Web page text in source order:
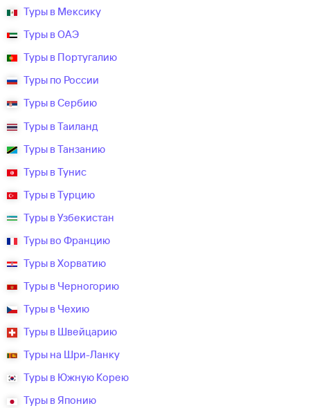
Туры в Мексику
Туры в ОАЭ
Туры в Португалию
Туры по России
Туры в Сербию
Туры в Таиланд
Туры в Танзанию
Туры в Тунис
Туры в Турцию
Туры в Узбекистан
Туры во Францию
Туры в Хорватию
Туры в Черногорию
Туры в Чехию
Туры в Швейцарию
Туры на Шри-Ланку
Туры в Южную Корею
Туры в Японию